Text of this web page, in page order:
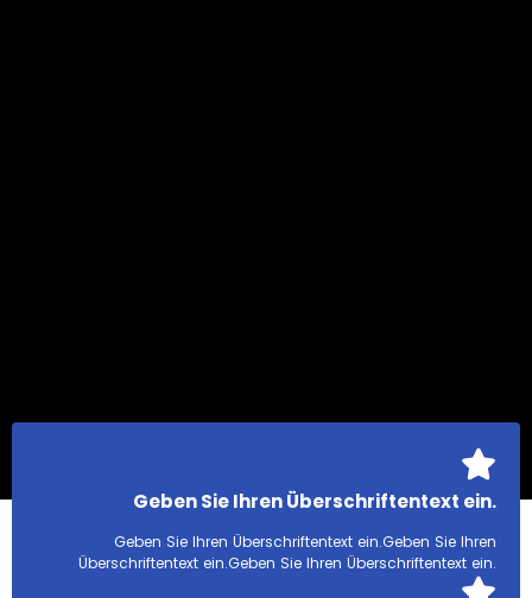
Geben Sie Ihren Überschriftentext ein.
Geben Sie Ihren Überschriftentext ein.Geben Sie Ihren
Überschriftentext ein.Geben Sie Ihren Überschriftentext ein.